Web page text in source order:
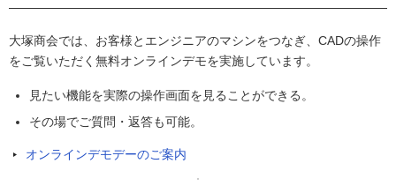
大塚商会では、お客様とエンジニアのマシンをつなぎ、CADの操作
をご覧いただく無料オンラインデモを実施しています。
見たい機能を実際の操作画面を見ることができる。
その場でご質問・返答も可能。
オンラインデモデーのご案内